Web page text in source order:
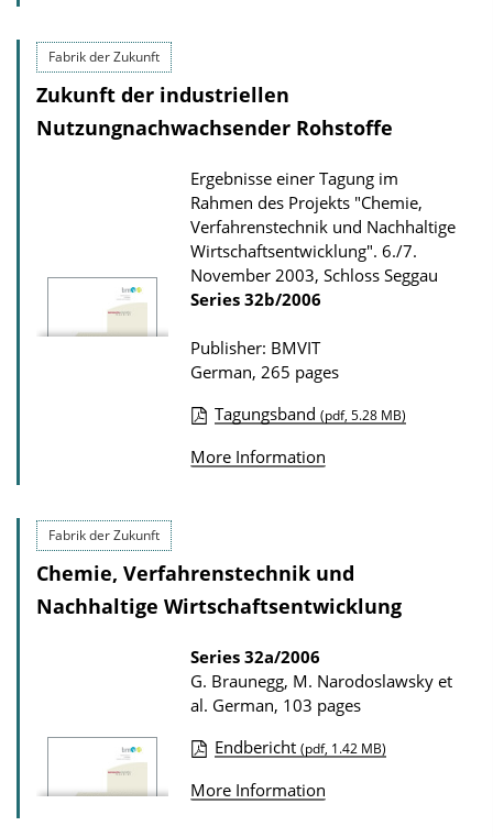
l
o
d
s
i
t
i
o
n
D
w
l
o
Fabrik der Zukunft
Zukunft der industriellen
Nutzungnachwachsender Rohstoffe
Ergebnisse einer Tagung im
Rahmen des Projekts "Chemie,
Verfahrenstechnik und Nachhaltige
Wirtschaftsentwicklung". 6./7.
November 2003, Schloss Seggau
Series 32b/2006
Publisher: BMVIT
German, 265 pages
u
i
t
i
o
n
D
Tagungsband (pdf, 5.28 MB)
More Information
Fabrik der Zukunft
Chemie, Verfahrenstechnik und
Nachhaltige Wirtschaftsentwicklung
Series 32a/2006
G. Braunegg, M. Narodoslawsky et
al. German, 103 pages
u
Endbericht (pdf, 1.42 MB)
More Information